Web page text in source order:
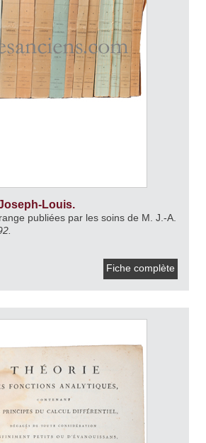
Louis.
publiées par les soins de M. J.-A.
Fiche complète